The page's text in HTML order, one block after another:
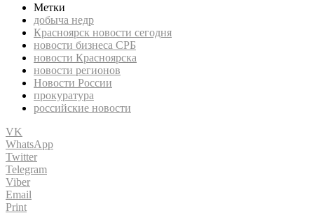
Метки
добыча недр
Красноярск новости сегодня
новости бизнеса СРБ
новости Красноярска
новости регионов
Новости России
прокуратура
российские новости
VK
WhatsApp
Twitter
Telegram
Viber
Email
Print